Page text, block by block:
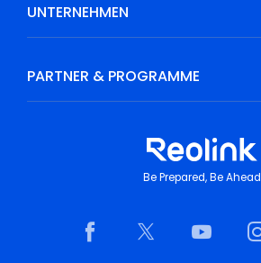
UNTERNEHMEN
PARTNER & PROGRAMME
Be Prepared, Be Ahead